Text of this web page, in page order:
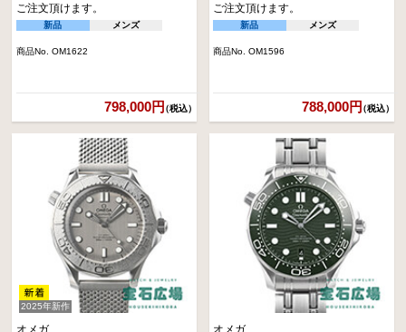
ご注文頂けます。
新品 メンズ
商品No. OM1622
798,000円（税込）
ご注文頂けます。
新品 メンズ
商品No. OM1596
788,000円（税込）
2025年新作